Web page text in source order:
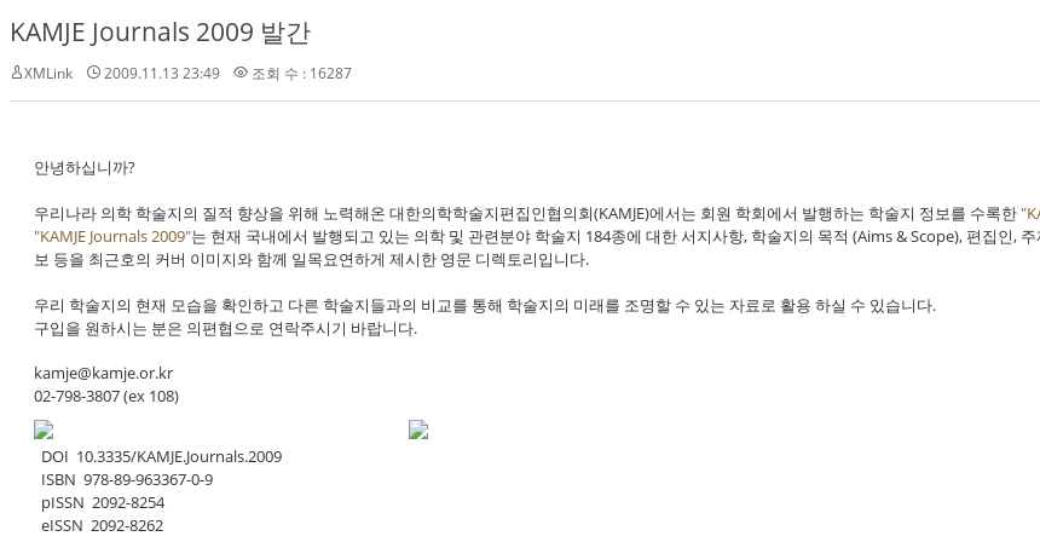
KAMJE Journals 2009 발간
XMLink 2009.11.13 23:49 조회 수 : 16287
안녕하십니까?
우리나라 의학 학술지의 질적 향상을 위해 노력해온 대한의학학술지편집인협의회(KAMJE)에서는 회원 학회에서 발행하는 학술지 정보를 수록한
"KAMJE Journals 2009"는 현재 국내에서 발행되고 있는 의학 및 관련분야 학술지 184종에 대한 서지사항, 학술지의 목적 (Aims & Scope), 편집인,
보 등을 최근호의 커버 이미지와 함께 일목요연하게 제시한 영문 디렉토리입니다.
우리 학술지의 현재 모습을 확인하고 다른 학술지들과의 비교를 통해 학술지의 미래를 조명할 수 있는 자료로 활용 하실 수 있습니다.
구입을 원하시는 분은 의편협으로 연락주시기 바랍니다.
kamje@kamje.or.kr
02-798-3807 (ex 108)
DOI 10.3335/KAMJE.Journals.2009
ISBN 978-89-963367-0-9
pISSN 2092-8254
eISSN 2092-8262